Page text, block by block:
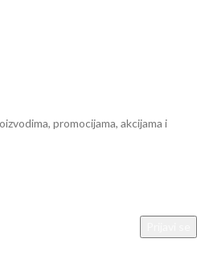
promocijama, akcijama i